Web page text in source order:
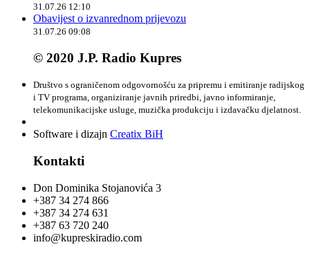
31.07.26 12:10
Obavijest o izvanrednom prijevozu
31.07.26 09:08
© 2020 J.P. Radio Kupres
Društvo s ograničenom odgovornošću za pripremu i emitiranje radijskog
i TV programa, organiziranje javnih priredbi, javno informiranje,
telekomunikacijske usluge, muzička produkciju i izdavačku djelatnost.
Software i dizajn Creatix BiH
Kontakti
Don Dominika Stojanovića 3
+387 34 274 866
+387 34 274 631
+387 63 720 240
info@kupreskiradio.com